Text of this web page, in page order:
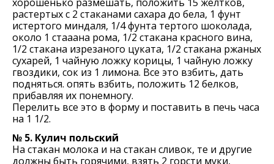
растертых с 2 стаканами сахара до бела, 1 фунт
истертого миндаля, 1/4 фунта тертого шоколада,
около 1 стааана рома, 1/2 стакана красного вина,
1/2 стакана изрезаного цуката, 1/2 стакана ржаных
сухарей, 1 чайную ложку корицы, 1 чайную ложку
гвоздики, сок из 1 лимона. Все это взбить, дать
подняться. опять взбить, положить 12 белков,
прибавляя их понемногу.
Перелить все это в форму и поставить в печь часа
на 1 1/2.
№ 5. Кулич польский
На стакан молока и на стакан сливок, те и другие
должны быть горячими, взять 2 горсти муки,